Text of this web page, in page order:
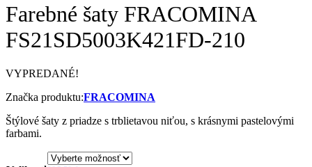
Farebné šaty FRACOMINA
FS21SD5003K421FD-210
VYPREDANÉ!
Značka produktu:FRACOMINA
Štýlové šaty z priadze s trblietavou niťou, s krásnymi pastelovými
farbami.